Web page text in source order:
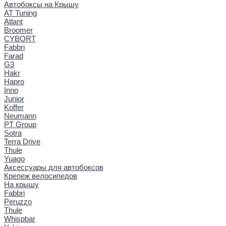
Автобоксы на Крышу
AT Tuning
Atlant
Broomer
CYBORT
Fabbri
Farad
G3
Hakr
Hapro
Inno
Junior
Koffer
Neumann
PT Group
Sotra
Terra Drive
Thule
Yuago
Аксессуары для автобоксов
Крепеж велосипедов
На крышу
Fabbri
Peruzzo
Thule
Whispbar